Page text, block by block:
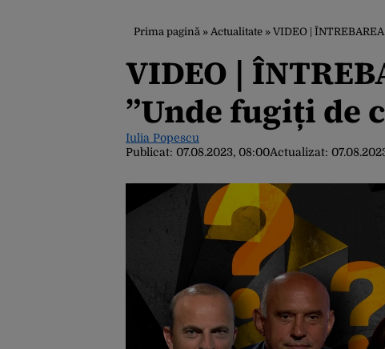
Prima pagină » Actualitate » VIDEO |
VIDEO |
”Unde fugiți de
Iulia Popescu
Publicat: 07.08.2023, 08:00Actualizat: